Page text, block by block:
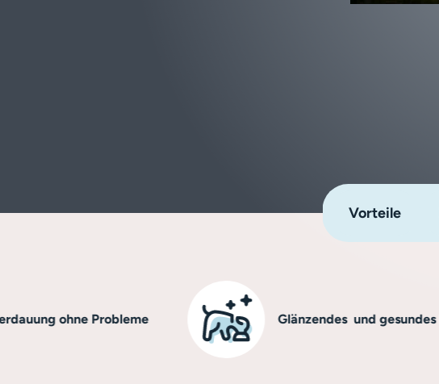
Vorteile
ohne Probleme Glänzendes und gesundes Fell